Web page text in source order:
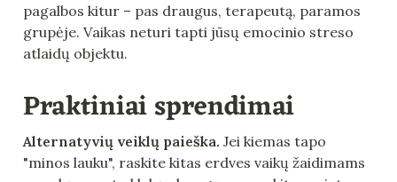
pagalbos kitur – pas draugus, terapeutą, paramos
grupėje. Vaikas neturi tapti jūsų emocinio streso
atlaidų objektu.
Praktiniai sprendimai
Alternatyvių veiklų paieška. Jei kiemas tapo
"minos lauku", raskite kitas erdves vaikų žaidimams